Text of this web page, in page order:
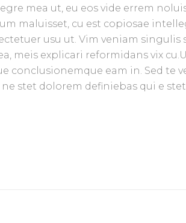
mea ut, eu eos vide errem
maluisset, cu est copiosae
usu ut. Vim veniam
meis explicari reformidans vix
conclusionemque eam in. Sed te
stet dolorem definiebas qui e